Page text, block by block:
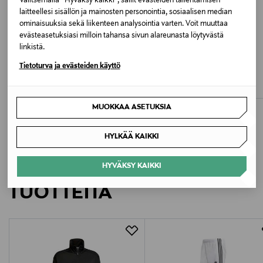
laitteellesi sisällön ja mainosten personointia, sosiaalisen median
ominaisuuksia sekä liikenteen analysointia varten. Voit muuttaa
evästeasetuksiasi milloin tahansa sivun alareunasta löytyvästä
linkistä.
Tietoturva ja evästeiden käyttö
MUOKKAA ASETUKSIA
HYLKÄÄ KAIKKI
HYVÄKSY KAIKKI
Pesulämpötila
30 °C
Väri
Valmistajan tuotenumero
Valmistajan osoite
ETUKUPONKITUOTE
ADIDAS ORIGINALS
LISÄÄ KIINNOSTAVIA
TUOTTEITA